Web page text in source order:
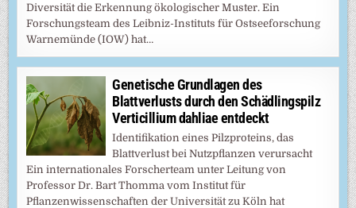
Diversität die Erkennung ökologischer Muster. Ein
Forschungsteam des Leibniz-Instituts für Ostseeforschung
Warnemünde (IOW) hat…
Genetische Grundlagen des
Blattverlusts durch den Schädlingspilz
Verticillium dahliae entdeckt
Identifikation eines Pilzproteins, das
Blattverlust bei Nutzpflanzen verursacht
Ein internationales Forscherteam unter Leitung von
Professor Dr. Bart Thomma vom Institut für
Pflanzenwissenschaften der Universität zu Köln hat